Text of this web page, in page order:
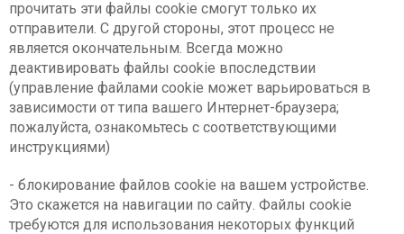
прочитать эти файлы cookie смогут только их
отправители. С другой стороны, этот процесс не
является окончательным. Всегда можно
деактивировать файлы cookie впоследствии
(управление файлами cookie может варьироваться в
зависимости от типа вашего Интернет-браузера;
пожалуйста, ознакомьтесь с соответствующими
инструкциями)
- блокирование файлов cookie на вашем устройстве.
Это скажется на навигации по сайту. Файлы cookie
требуются для использования некоторых функций